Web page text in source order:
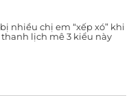
nhiều chị em “xếp xó” khi
lịch mê 3 kiểu này